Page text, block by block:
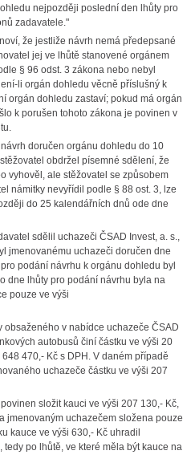
nejpozději poslední den lhůty pro
zadavatele."
že jestliže návrh nemá předepsané
jej ve lhůtě stanovené orgánem
§ 96 odst. 3 zákona nebo nebyl
li orgán dohledu věcně příslušný k
orgán dohledu zastaví; pokud má orgán
k porušen tohoto zákona je povinen v
doručen orgánu dohledu do 10
obdržel písemné sdělení, že
vyhověl, ale stěžovatel se způsobem
námitky nevyřídil podle § 88 ost. 3, lze
do 25 kalendářních dnů ode dne
sdělil uchazeči ČSAD Invest, a. s.,
jmenovanému uchazeči doručen dne
podání návrhu k orgánu dohledu byl
dne lhůty pro podání návrhu byla na
pouze ve výši
v nabídce uchazeče ČSAD
autobusů činí částku ve výši 20
470,- Kč s DPH. V daném případě
uchazeče částku ve výši 207
složit kauci ve výši 207 130,- Kč,
jmenovaným uchazečem složena pouze
kauce ve výši 630,- Kč uhradil
po lhůtě, ve které měla být kauce na